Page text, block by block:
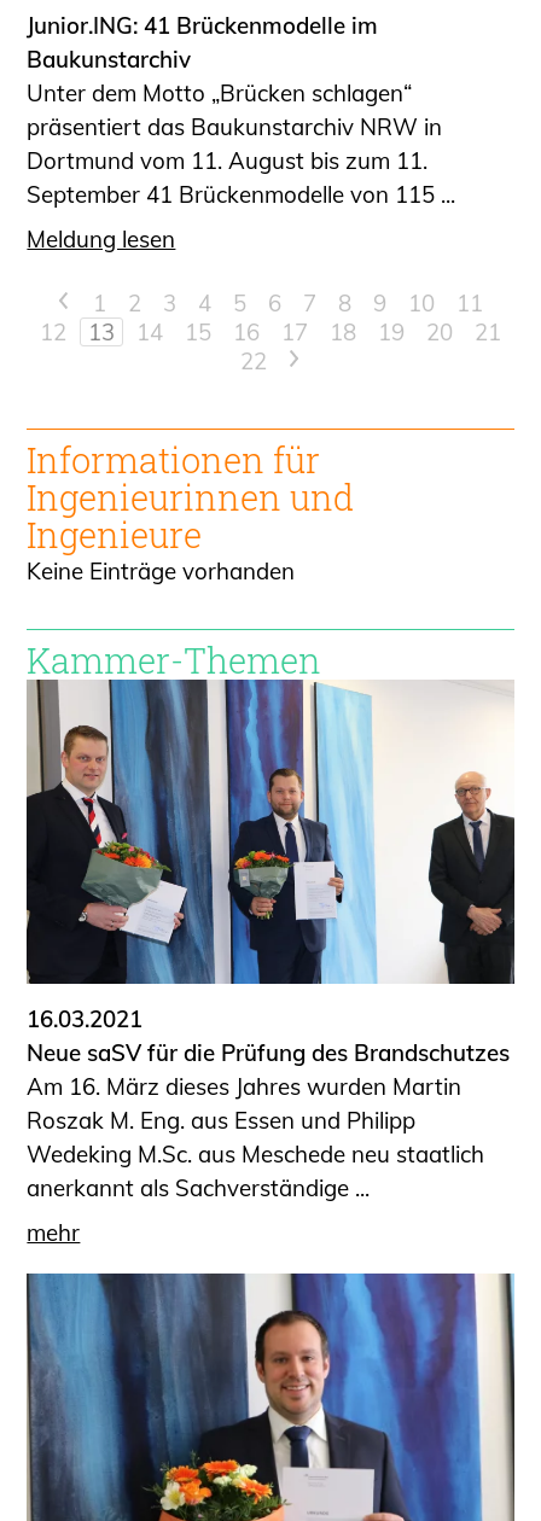
Junior.ING: 41 Brückenmodelle im
Baukunstarchiv
Unter dem Motto „Brücken schlagen“
präsentiert das Baukunstarchiv NRW in
Dortmund vom 11. August bis zum 11.
September 41 Brückenmodelle von 115 ...
Meldung lesen
< 1 2 3 4 5 6 7 8 9 10
11
12
13 14 15 16 17 18 19 20
21
22
>
Informationen für
Ingenieurinnen und
Ingenieure
Keine Einträge vorhanden
Kammer-Themen
16.03.2021
Neue saSV für die Prüfung des Brandschutzes
Am 16. März dieses Jahres wurden Martin
Roszak M. Eng. aus Essen und Philipp
Wedeking M.Sc. aus Meschede neu staatlich
anerkannt als Sachverständige ...
mehr